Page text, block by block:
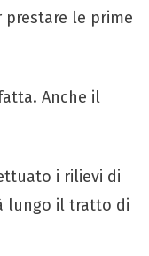
prestare le prime
Anche il
i rilievi di
lungo il tratto di